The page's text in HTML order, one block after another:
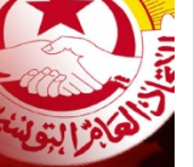
DE GESTION